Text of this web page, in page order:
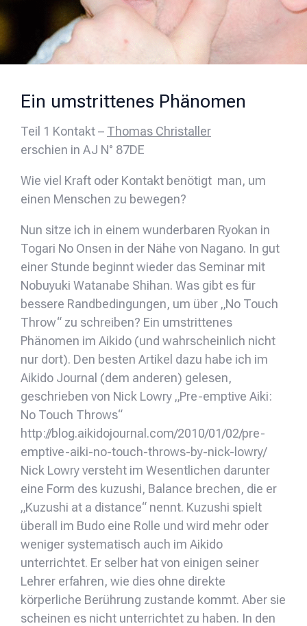
Ein umstrittenes Phänomen
Teil 1 Kontakt – Thomas Christaller
erschien in AJ N° 87DE
Wie viel Kraft oder Kontakt benötigt man, um
einen Menschen zu bewegen?
Nun sitze ich in einem wunderbaren Ryokan in
Togari No Onsen in der Nähe von Nagano. In gut
einer Stunde beginnt wieder das Seminar mit
Nobuyuki Watanabe Shihan. Was gibt es für
bessere Randbedingungen, um über „No Touch
Throw“ zu schreiben? Ein umstrittenes
Phänomen im Aikido (und wahrscheinlich nicht
nur dort). Den besten Artikel dazu habe ich im
Aikido Journal (dem anderen) gelesen,
geschrieben von Nick Lowry „Pre-emptive Aiki:
No Touch Throws“
http://blog.aikidojournal.com/2010/01/02/pre-
emptive-aiki-no-touch-throws-by-nick-lowry/
Nick Lowry versteht im Wesentlichen darunter
eine Form des kuzushi, Balance brechen, die er
„Kuzushi at a distance“ nennt. Kuzushi spielt
überall im Budo eine Rolle und wird mehr oder
weniger systematisch auch im Aikido
unterrichtet. Er selber hat von einigen seiner
Lehrer erfahren, wie dies ohne direkte
körperliche Berührung zustande kommt. Aber sie
scheinen es nicht unterrichtet zu haben. In den